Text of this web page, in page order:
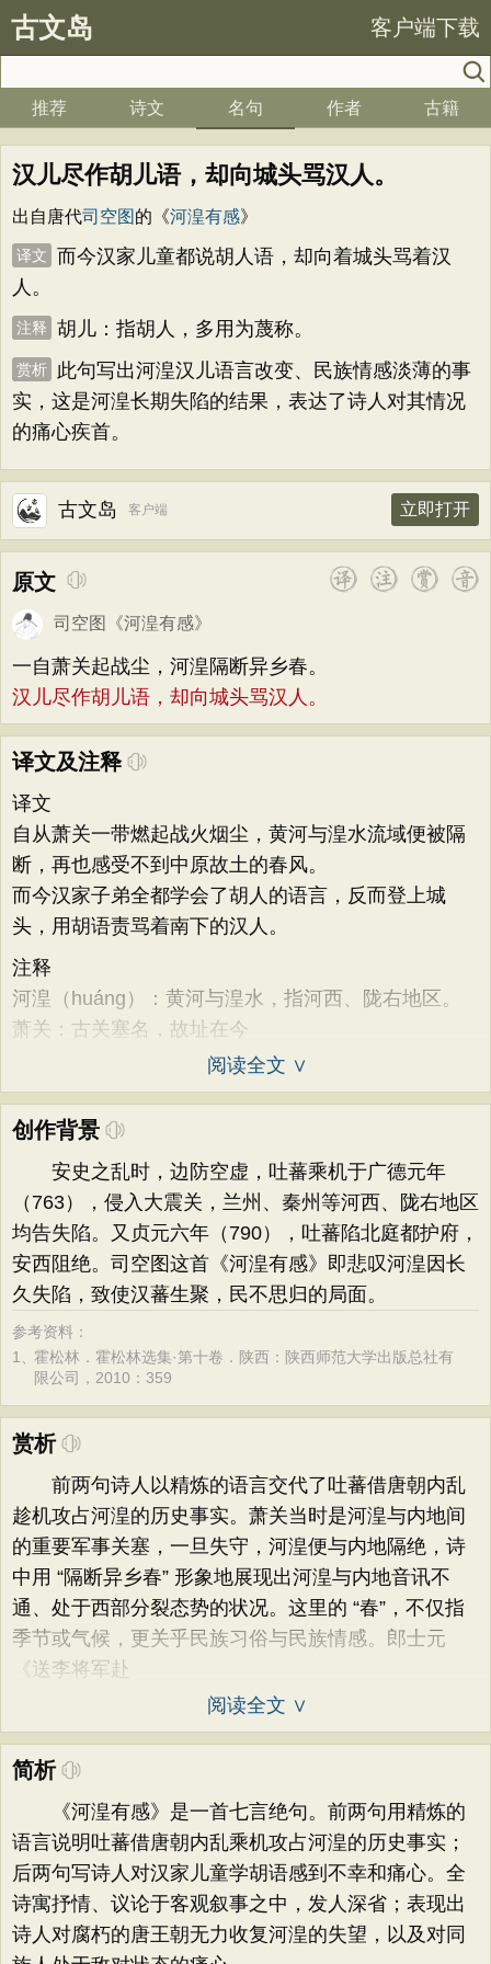
古文岛 客户端下载
推荐 诗文 名句 作者 古籍
汉儿尽作胡儿语，却向城头骂汉人。
出自唐代司空图 的《河湟有感》
译文
而今汉家儿童都说胡人语，却向着城头骂着汉
人。
注释 胡儿：指胡人，多用为蔑称。
赏析
此句写出河湟汉儿语言改变、民族情感淡薄的事
实，这是河湟长期失陷的结果，表达了诗人对其情况
的痛心疾首。
古文岛 客户端 立即打开
原文
司空图 《河湟有感》
一自萧关起战尘，河湟隔断异乡春。
汉儿尽作胡儿语，却向城头骂汉人。
译文及注释
译文
自从萧关一带燃起战火烟尘，黄河与湟水流域便被隔
断，再也感受不到中原故土的春风。
而今汉家子弟全都学会了胡人的语言，反而登上城
头，用胡语责骂着南下的汉人。
注释
河湟（huáng）：黄河与湟水，指河西、陇右地区。
萧关：古关塞名，故址在今
阅读全文 ∨
创作背景
安史之乱时，边防空虚，吐蕃乘机于广德元年
（763），侵入大震关，兰州、秦州等河西、陇右地区
均告失陷。又贞元六年（790），吐蕃陷北庭都护府，
安西阻绝。司空图这首《河湟有感》即悲叹河湟因长
久失陷，致使汉蕃生聚，民不思归的局面。
参考资料：
1、霍松林．霍松林选集·第十卷．陕西：陕西师范大学出版总社有
限公司，2010：359
赏析
前两句诗人以精炼的语言交代了吐蕃借唐朝内乱
趁机攻占河湟的历史事实。萧关当时是河湟与内地间
的重要军事关塞，一旦失守，河湟便与内地隔绝，诗
中用 “隔断异乡春” 形象地展现出河湟与内地音讯不
通、处于西部分裂态势的状况。这里的 “春”，不仅指
季节或气候，更关乎民族习俗与民族情感。郎士元
《送李将军赴
阅读全文 ∨
简析
《河湟有感》是一首七言绝句。前两句用精炼的
语言说明吐蕃借唐朝内乱乘机攻占河湟的历史事实；
后两句写诗人对汉家儿童学胡语感到不幸和痛心。全
诗寓抒情、议论于客观叙事之中，发人深省；表现出
诗人对腐朽的唐王朝无力收复河湟的失望，以及对同